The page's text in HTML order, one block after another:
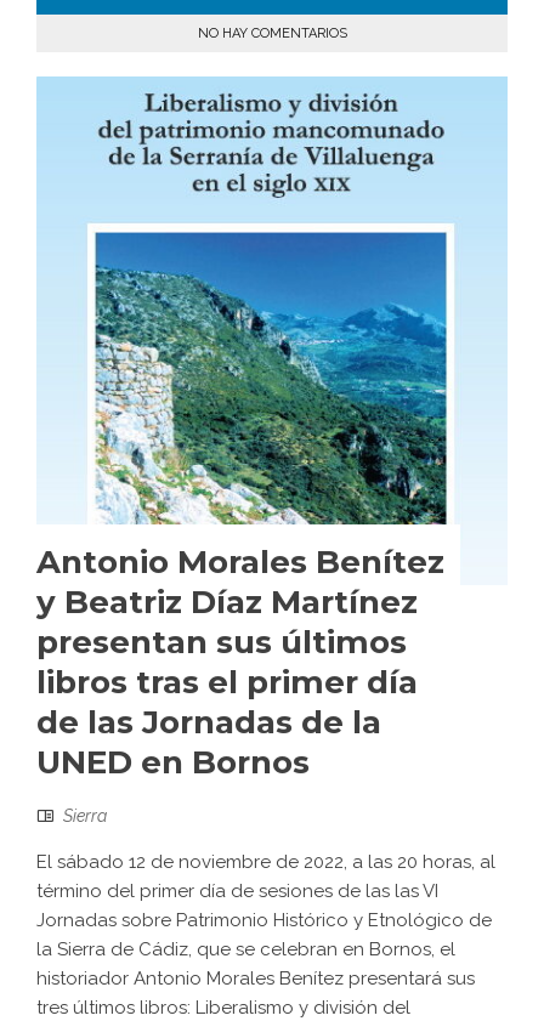
NO HAY COMENTARIOS
Antonio Morales Benítez
y Beatriz Díaz Martínez
presentan sus últimos
libros tras el primer día
de las Jornadas de la
UNED en Bornos
Sierra
El sábado 12 de noviembre de 2022, a las 20 horas, al
término del primer día de sesiones de las las VI
Jornadas sobre Patrimonio Histórico y Etnológico de
la Sierra de Cádiz, que se celebran en Bornos, el
historiador Antonio Morales Benítez presentará sus
tres últimos libros: Liberalismo y división del